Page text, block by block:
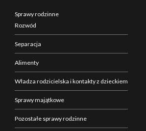
Sprawy rodzinne
Rozwód
Separacja
Alimenty
Władza rodzicielska i kontakty z dzieckiem
Sprawy majątkowe
Pozostałe sprawy rodzinne